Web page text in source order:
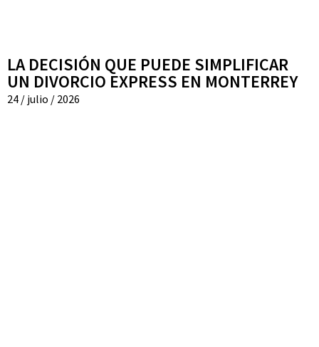
LA DECISIÓN QUE PUEDE SIMPLIFICAR
UN DIVORCIO EXPRESS EN MONTERREY
24 / julio / 2026